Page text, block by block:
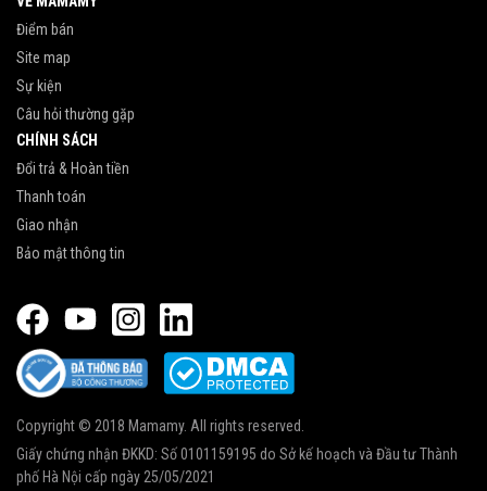
Điểm bán
Site map
Sự kiện
Câu hỏi thường gặp
CHÍNH SÁCH
Đổi trả & Hoàn tiền
Thanh toán
Giao nhận
Bảo mật thông tin
Copyright © 2018 Mamamy. All rights reserved.
Giấy chứng nhận ĐKKD: Số 0101159195 do Sở kế hoạch và Đầu tư Thành
phố Hà Nội cấp ngày 25/05/2021